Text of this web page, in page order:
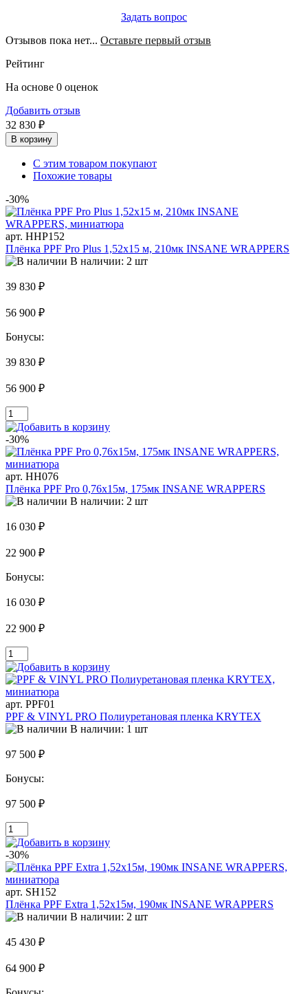
Задать вопрос
Отзывов пока нет... Оставьте первый отзыв
Рейтинг
На основе 0 оценок
Добавить отзыв
32 830 ₽
В корзину
С этим товаром покупают
Похожие товары
-30%
арт. HHP152
Плёнка PPF Pro Plus 1,52x15 м, 210мк INSANE WRAPPERS
В наличии: 2 шт
39 830 ₽
56 900 ₽
Бонусы:
39 830 ₽
56 900 ₽
-30%
арт. HH076
Плёнка PPF Pro 0,76x15м, 175мк INSANE WRAPPERS
В наличии: 2 шт
16 030 ₽
22 900 ₽
Бонусы:
16 030 ₽
22 900 ₽
арт. PPF01
PPF & VINYL PRO Полиуретановая пленка KRYTEX
В наличии: 1 шт
97 500 ₽
Бонусы:
97 500 ₽
-30%
арт. SH152
Плёнка PPF Extra 1,52x15м, 190мк INSANE WRAPPERS
В наличии: 2 шт
45 430 ₽
64 900 ₽